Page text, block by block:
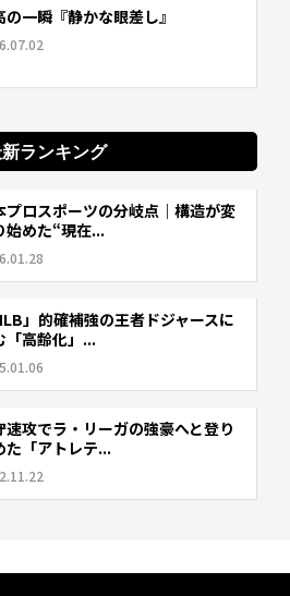
の一瞬『静かな眼差し』
ランキング
プロスポーツの分岐点｜構造が変
始めた“現在...
」的確補強の王者ドジャースに
「高齢化」...
速攻でラ・リーガの強豪へと登り
た「アトレテ...